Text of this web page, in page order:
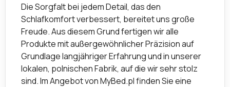
Die Sorgfalt bei jedem Detail, das den
Schlafkomfort verbessert, bereitet uns große
Freude. Aus diesem Grund fertigen wir alle
Produkte mit außergewöhnlicher Präzision auf
Grundlage langjähriger Erfahrung und in unserer
lokalen, polnischen Fabrik, auf die wir sehr stolz
sind. Im Angebot von MyBed.pl finden Sie eine